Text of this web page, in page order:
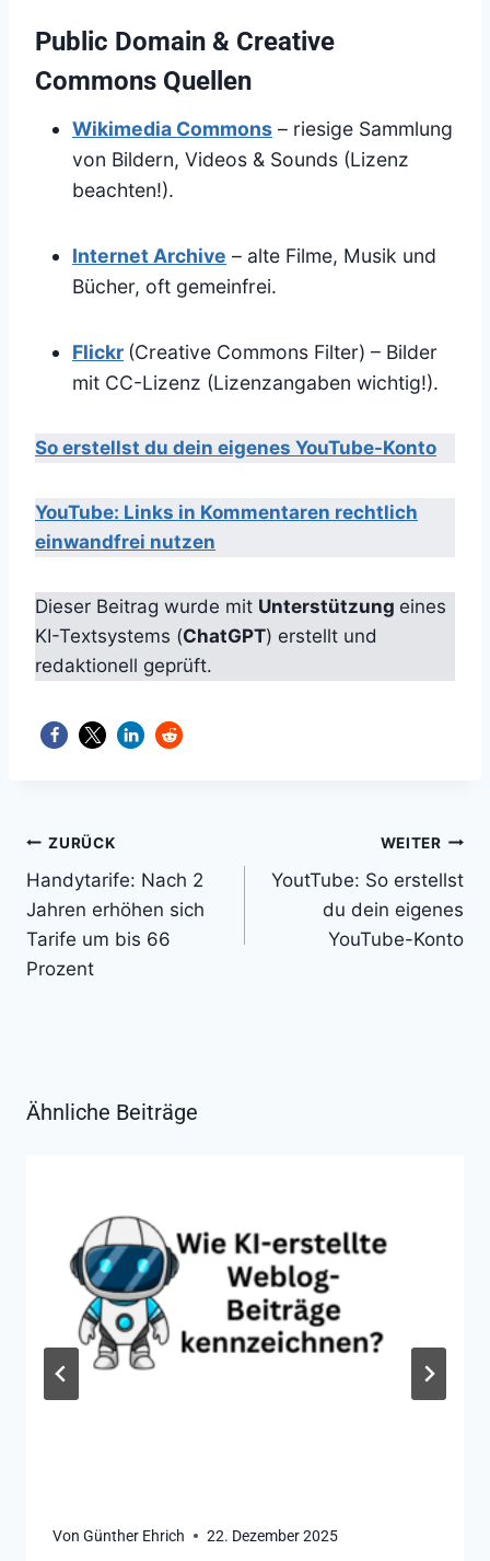
Public Domain & Creative
Commons Quellen
Wikimedia Commons – riesige Sammlung
von Bildern, Videos & Sounds (Lizenz
beachten!).
Internet Archive – alte Filme, Musik und
Bücher, oft gemeinfrei.
Flickr (Creative Commons Filter) – Bilder
mit CC-Lizenz (Lizenzangaben wichtig!).
So erstellst du dein eigenes YouTube-Konto
YouTube: Links in Kommentaren rechtlich
einwandfrei nutzen
Dieser Beitrag wurde mit Unterstützung eines
KI-Textsystems (ChatGPT) erstellt und
redaktionell geprüft.
Beitragsnavigation
ZURÜCK
Handytarife: Nach 2
Jahren erhöhen sich
Tarife um bis 66
Prozent
WEITER
YoutTube: So erstellst
du dein eigenes
YouTube-Konto
Ähnliche Beiträge
Von Günther Ehrich 22. Dezember 2025